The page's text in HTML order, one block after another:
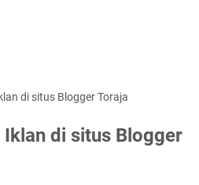
di situs Blogger Toraja
Iklan di situs Blogger